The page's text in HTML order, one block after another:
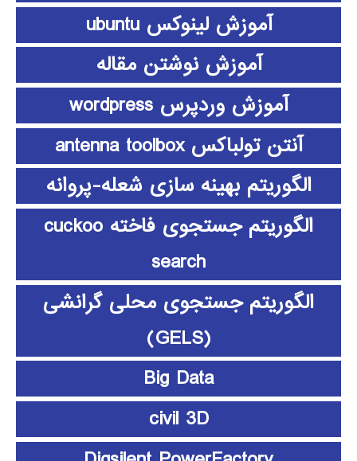
آموزش لینوکس ubuntu
آموزش نوشتن مقاله
آموزش وردپرس wordpress
آنتن تولباکس antenna toolbox
الگوریتم بهینه سازی شعله-پروانه
الگوریتم جستجوی فاخته cuckoo
search
الگوریتم جستجوی محلی گرانشی
(GELS)
Big Data
civil 3D